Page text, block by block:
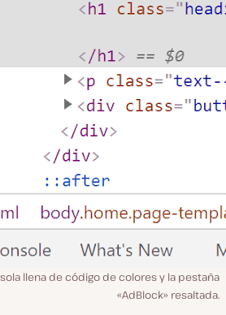
llena de código de colores y la pestaña
«AdBlock» resaltada.